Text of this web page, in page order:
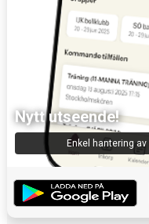
Nytt utseende!
Enkel hantering